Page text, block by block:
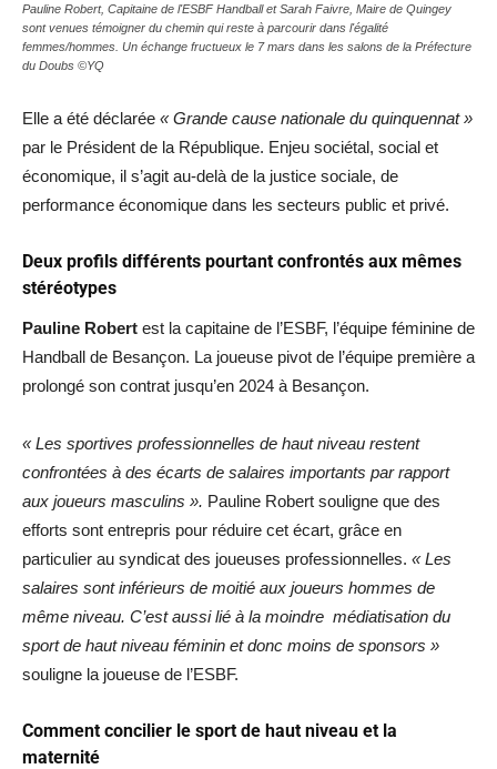
Pauline Robert, Capitaine de l'ESBF Handball et Sarah Faivre, Maire de Quingey
sont venues témoigner du chemin qui reste à parcourir dans l'égalité
femmes/hommes. Un échange fructueux le 7 mars dans les salons de la Préfecture
du Doubs ©YQ
Elle a été déclarée « Grande cause nationale du quinquennat »
par le Président de la République. Enjeu sociétal, social et
économique, il s’agit au-delà de la justice sociale, de
performance économique dans les secteurs public et privé.
Deux profils différents pourtant confrontés aux mêmes
stéréotypes
Pauline Robert est la capitaine de l’ESBF, l’équipe féminine de
Handball de Besançon. La joueuse pivot de l’équipe première a
prolongé son contrat jusqu’en 2024 à Besançon.
« Les sportives professionnelles de haut niveau restent
confrontées à des écarts de salaires importants par rapport
aux joueurs masculins ». Pauline Robert souligne que des
efforts sont entrepris pour réduire cet écart, grâce en
particulier au syndicat des joueuses professionnelles. « Les
salaires sont inférieurs de moitié aux joueurs hommes de
même niveau. C’est aussi lié à la moindre médiatisation du
sport de haut niveau féminin et donc moins de sponsors »
souligne la joueuse de l’ESBF.
Comment concilier le sport de haut niveau et la
maternité